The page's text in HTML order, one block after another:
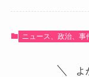
ニュース、政治、事
よ